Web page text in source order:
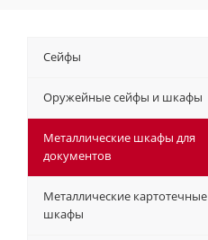
Сейфы
Оружейные сейфы и шкафы
Металлические шкафы для
документов
Металлические картотечные
шкафы